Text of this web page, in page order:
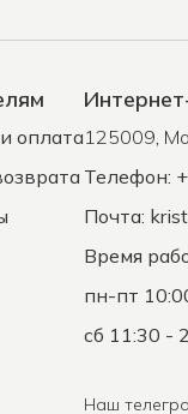
оплата125009,
Телефон:
Почта:
Время
пн-пт
сб 11:30 -
Наш